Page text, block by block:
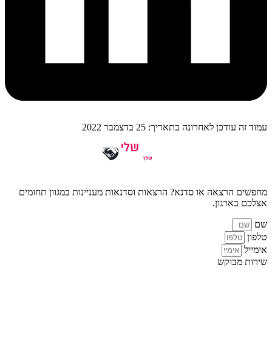
עמוד זה עודכן לאחרונה בתאריך: 25 בדצמבר 2022
מחפשים הרצאה או סדנא? הרצאות וסדנאות מעניינות במגוון תחומים
אצלכם בארגון.
שם
טלפון
אימייל
שירות מבוקש